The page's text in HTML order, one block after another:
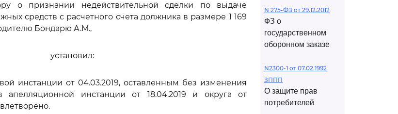
о признании недействительной сделки по выдаче
средств с расчетного счета должника в размере 1 169
Бондарю А.М.,
установил:
инстанции от 04.03.2019, оставленным без изменения
апелляционной инстанции от 18.04.2019 и округа от
N 275-ФЗ от 29.12.2012
ФЗ о
государственном
оборонном заказе
N2300-1 от 07.02.1992
ЗППП
О защите прав
потребителей